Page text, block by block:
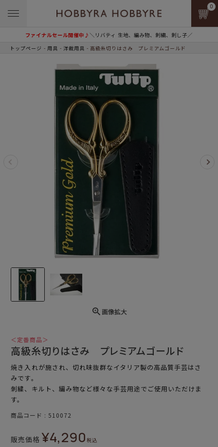
ファイナルセール開催中♪＼リバティ 生地、編み物、刺繍、刺し子／
0
トップページ 用具 洋裁用具 高級糸切りはさみ プレミアムゴールド
画像拡大
＜定番商品＞
高級糸切りはさみ プレミアムゴールド
焼き入れが施され、切れ味抜群なイタリア製の高品質手芸はさ
みです。
刺繍、キルト、編み物など様々な手芸用途でご使用いただけま
す。
商品コード 510072
販売価格 ¥4,290税込